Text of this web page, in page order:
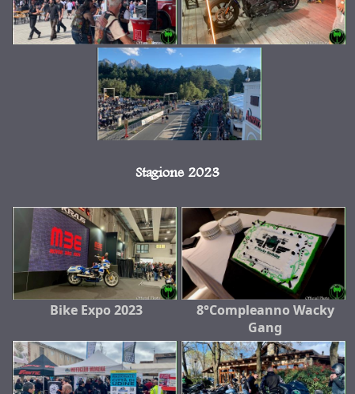
Stagione 2023
Bike Expo 2023
8°Compleanno Wacky
Gang